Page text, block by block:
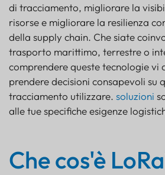
Casi d'uso per il monitoraggio
container
Analisi comparativa: LoRaWAN vs.
monitoraggio dei container
Conclusione: raccomandazioni
dell'IoT nella logistica
di tracciamento, migliorare la
risorse e migliorare la resilienza
della supply chain. Che siate
trasporto marittimo, terrestre o
comprendere queste tecnologie vi
prendere decisioni consapevoli su
tracciamento utilizzare. soluzioni
alle tue specifiche esigenze
Che cos'è